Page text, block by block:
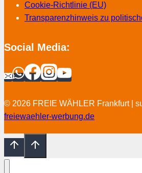
Cookie-Richtlinie (EU)
Transparenzhinweis zu
Social Media:
© 2026 FREIE WÄHLER Frankfurt |
freiewaehler-werbung.de